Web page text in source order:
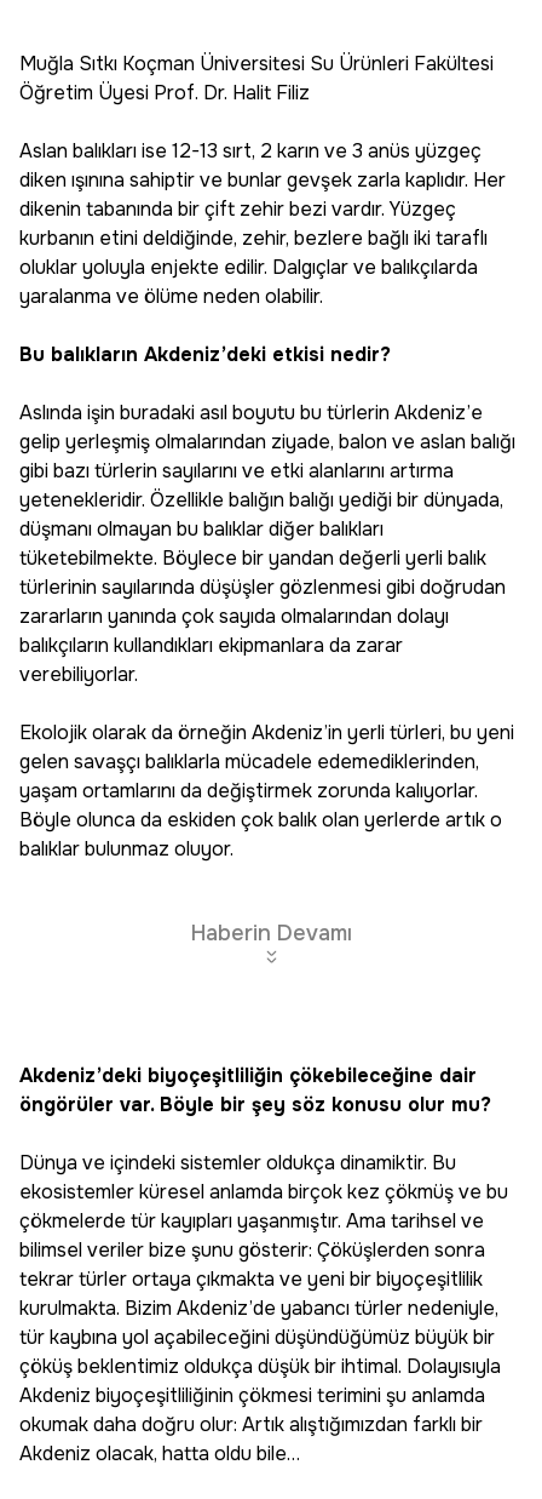
Muğla Sıtkı Koçman Üniversitesi Su Ürünleri Fakültesi
Öğretim Üyesi Prof. Dr. Halit Filiz
Aslan balıkları ise 12-13 sırt, 2 karın ve 3 anüs yüzgeç
diken ışınına sahiptir ve bunlar gevşek zarla kaplıdır. Her
dikenin tabanında bir çift zehir bezi vardır. Yüzgeç
kurbanın etini deldiğinde, zehir, bezlere bağlı iki taraflı
oluklar yoluyla enjekte edilir. Dalgıçlar ve balıkçılarda
yaralanma ve ölüme neden olabilir.
Bu balıkların Akdeniz’deki etkisi nedir?
Aslında işin buradaki asıl boyutu bu türlerin Akdeniz’e
gelip yerleşmiş olmalarından ziyade, balon ve aslan balığı
gibi bazı türlerin sayılarını ve etki alanlarını artırma
yetenekleridir. Özellikle balığın balığı yediği bir dünyada,
düşmanı olmayan bu balıklar diğer balıkları
tüketebilmekte. Böylece bir yandan değerli yerli balık
türlerinin sayılarında düşüşler gözlenmesi gibi doğrudan
zararların yanında çok sayıda olmalarından dolayı
balıkçıların kullandıkları ekipmanlara da zarar
verebiliyorlar.
Ekolojik olarak da örneğin Akdeniz’in yerli türleri, bu yeni
gelen savaşçı balıklarla mücadele edemediklerinden,
yaşam ortamlarını da değiştirmek zorunda kalıyorlar.
Böyle olunca da eskiden çok balık olan yerlerde artık o
balıklar bulunmaz oluyor.
Haberin Devamı
Akdeniz’deki biyoçeşitliliğin çökebileceğine dair
öngörüler var. Böyle bir şey söz konusu olur mu?
Dünya ve içindeki sistemler oldukça dinamiktir. Bu
ekosistemler küresel anlamda birçok kez çökmüş ve bu
çökmelerde tür kayıpları yaşanmıştır. Ama tarihsel ve
bilimsel veriler bize şunu gösterir: Çöküşlerden sonra
tekrar türler ortaya çıkmakta ve yeni bir biyoçeşitlilik
kurulmakta. Bizim Akdeniz’de yabancı türler nedeniyle,
tür kaybına yol açabileceğini düşündüğümüz büyük bir
çöküş beklentimiz oldukça düşük bir ihtimal. Dolayısıyla
Akdeniz biyoçeşitliliğinin çökmesi terimini şu anlamda
okumak daha doğru olur: Artık alıştığımızdan farklı bir
Akdeniz olacak, hatta oldu bile…